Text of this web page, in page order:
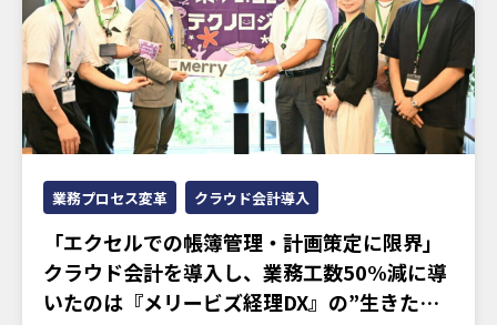
業務プロセス変革 クラウド会計導入
「エクセルでの帳簿管理・計画策定に限界」
クラウド会計を導入し、業務工数50%減に導
いたのは『メリービズ経理DX』の”生きたノ